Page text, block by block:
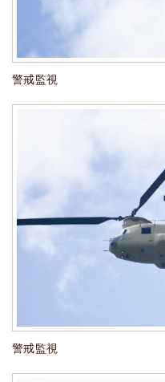
警戒監視
警戒監視